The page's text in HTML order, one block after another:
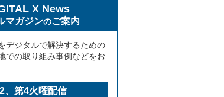
X News
マガジンのご案内
デジタルで解決するための
での取り組み事例などをお
、第4火曜配信